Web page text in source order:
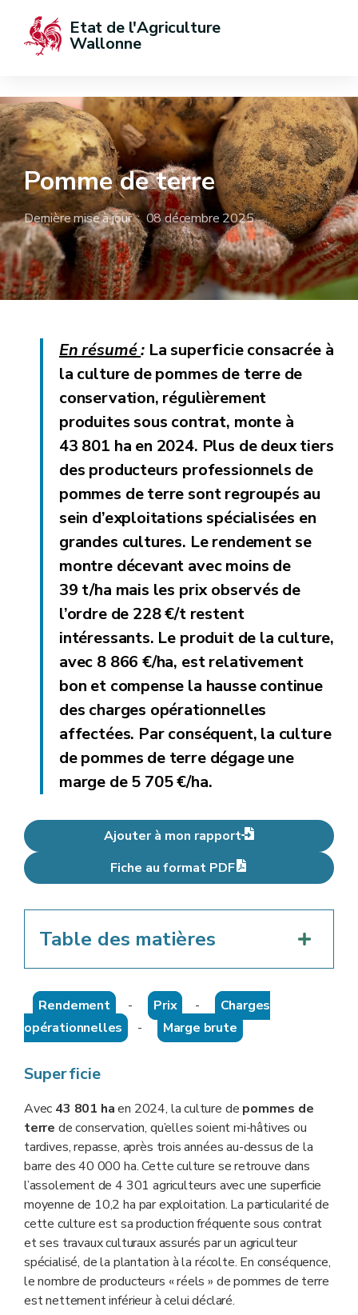
Etat de l'Agriculture
Wallonne
Pomme de terre
Dernière mise à jour : 08 décembre 2025
En résumé: La superficie consacrée à
la culture de pommes de terre de
conservation, régulièrement
produites sous contrat, monte à
43 801 ha en 2024. Plus de deux tiers
des producteurs professionnels de
pommes de terre sont regroupés au
sein d’exploitations spécialisées en
grandes cultures. Le rendement se
montre décevant avec moins de
39 t/ha mais les prix observés de
l’ordre de 228 €/t restent
intéressants. Le produit de la culture,
avec 8 866 €/ha, est relativement
bon et compense la hausse continue
des charges opérationnelles
affectées. Par conséquent, la culture
de pommes de terre dégage une
marge de 5 705 €/ha.
Ajouter à mon rapport
Fiche au format PDF
Table des matières
Rendement - Prix -
Charges
opérationnelles
- Marge brute
Superficie
Avec 43 801 haen 2024, la culture de pommes de
terre de conservation, qu’elles soient mi-hâtives ou
tardives, repasse, après trois années au-dessus de la
barre des 40 000 ha. Cette culture se retrouve dans
l’assolement de 4 301 agriculteurs avec une superficie
moyenne de 10,2 ha par exploitation. La particularité de
cette culture est sa production fréquente sous contrat
et ses travaux culturaux assurés par un agriculteur
spécialisé, de la plantation à la récolte. En conséquence,
le nombre de producteurs « réels » de pommes de terre
est nettement inférieur à celui déclaré.